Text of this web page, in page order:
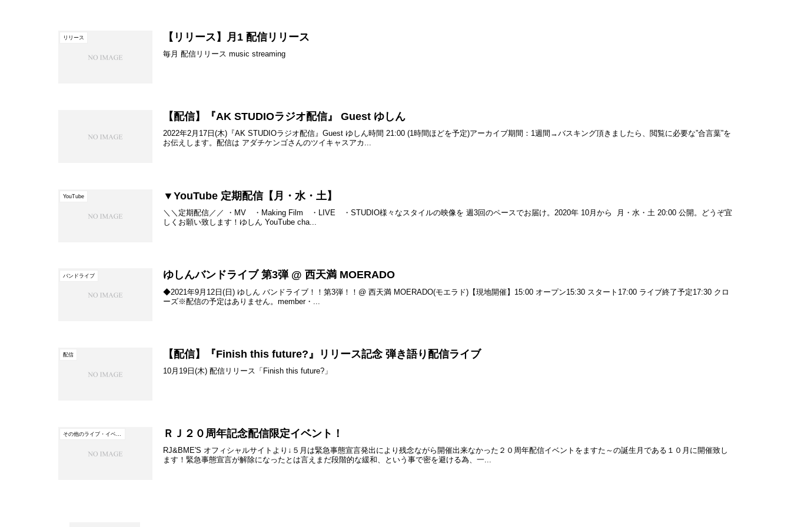
リリース 【リリース】月1 配信リリース
毎月 配信リリース music streaming
【配信】『AK STUDIOラジオ配信』 Guest ゆしん
2022年2月17日(木)『AK STUDIOラジオ配信』Guest ゆしん時間 21:00 (1時間ほどを予定)アーカイブ期間：1週間→バスキング頂きましたら、閲覧に必要な”合言葉”を
お伝えします。配信は アダチケンゴさんのツイキャスアカ...
YouTube ▼YouTube 定期配信【月・水・土】
＼＼定期配信／／ ・MV ・Making Film ・LIVE ・STUDIO様々なスタイルの映像を 週3回のペースでお届け。2020年 10月から 月・水・土 20:00 公開。どうぞ宜
しくお願い致します！ゆしん YouTube cha...
バンドライブ ゆしんバンドライブ 第3弾 @ 西天満 MOERADO
◆2021年9月12日(日) ゆしん バンドライブ！！第3弾！！@ 西天満 MOERADO(モエラド)【現地開催】15:00 オープン15:30 スタート17:00 ライブ終了予定17:30 クロ
ーズ※配信の予定はありません。member・...
配信 【配信】『Finish this future?』リリース記念 弾き語り配信ライブ
10月19日(木) 配信リリース「Finish this future?」
その他のライブ・イベント ＲＪ２０周年記念配信限定イベント！
RJ&BME'S オフィシャルサイトより↓５月は緊急事態宣言発出により残念ながら開催出来なかった２０周年配信イベントをますた～の誕生月である１０月に開催致し
ます！緊急事態宣言が解除になったとは言えまだ段階的な緩和、という事で密を避ける為、一...